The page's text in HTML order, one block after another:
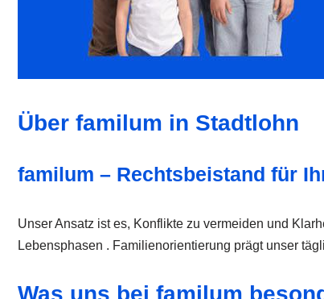
Über familum in Stadtlohn
familum – Rechtsbeistand für
Unser Ansatz ist es, Konflikte zu vermeiden und
Lebensphasen . Familienorientierung prägt unser